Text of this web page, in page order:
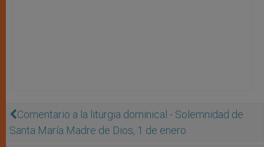
Comentario a la liturgia dominical - Solemnidad de
Santa María Madre de Dios, 1 de enero